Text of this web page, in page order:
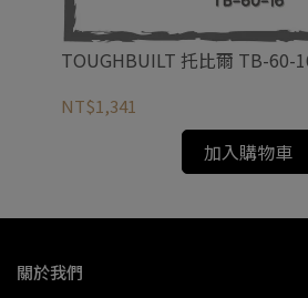
TOUGHBUILT 托比爾 TB-60-
NT$1,341
加入購物車
關於我們